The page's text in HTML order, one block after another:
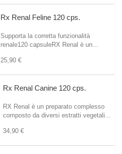
Rx Renal Feline 120 cps.
Supporta la corretta funzionalità
renale120 capsuleRX Renal è un...
25,90 €
Rx Renal Canine 120 cps.
RX Renal è un preparato complesso
composto da diversi estratti vegetali...
34,90 €